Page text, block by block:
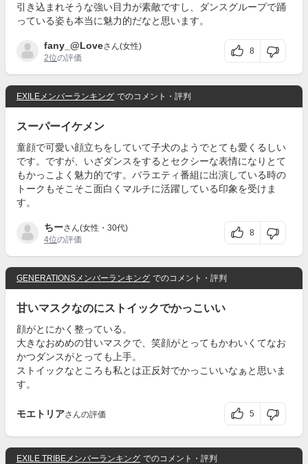
引き込まれそうな強い目力が素敵ですし、ダンスグループで踊
っている姿も本当に魅力的だなと思います。
fany_@Loveさん(女性)
2位の評価
8
EXILEメンバーランキング でのコメント・評判
スーパーイケメン
童顔で可愛い顔立ちをしていて子犬のようでとても愛くるしい
です。ですが、いざダンスをするとセクシーな表情になりとて
もかっこよく魅力的です。バラエティ番組に出演している時の
トークもそこそこ面白くマルチに活躍している印象を受けま
す。
ちーさん(女性・30代)
4位の評価
8
GENERATIONSメンバーランキング でのコメント・評判
甘いマスクなのにストイックでかっこいい
顔がとにかく整っている。
大きなおめめの甘いマスクで、笑顔がとってもかわいくてなお
かつダンスがとっても上手。
ストイックなところも私とは正反対でかっこいいなぁと思いま
す。
モエトリアさんの評価 5
EXILE TRIBEメンバーランキング でのコメント・評判